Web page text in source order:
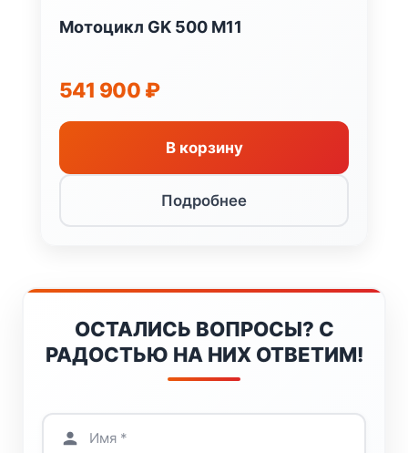
Мотоцикл GK 500 M11
541 900 ₽
В корзину
Подробнее
ОСТАЛИСЬ ВОПРОСЫ? С
РАДОСТЬЮ НА НИХ ОТВЕТИМ!